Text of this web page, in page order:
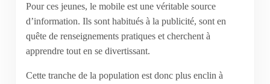
Pour ces jeunes, le mobile est une véritable source
d’information. Ils sont habitués à la publicité, sont en
quête de renseignements pratiques et cherchent à
apprendre tout en se divertissant.
Cette tranche de la population est donc plus enclin à